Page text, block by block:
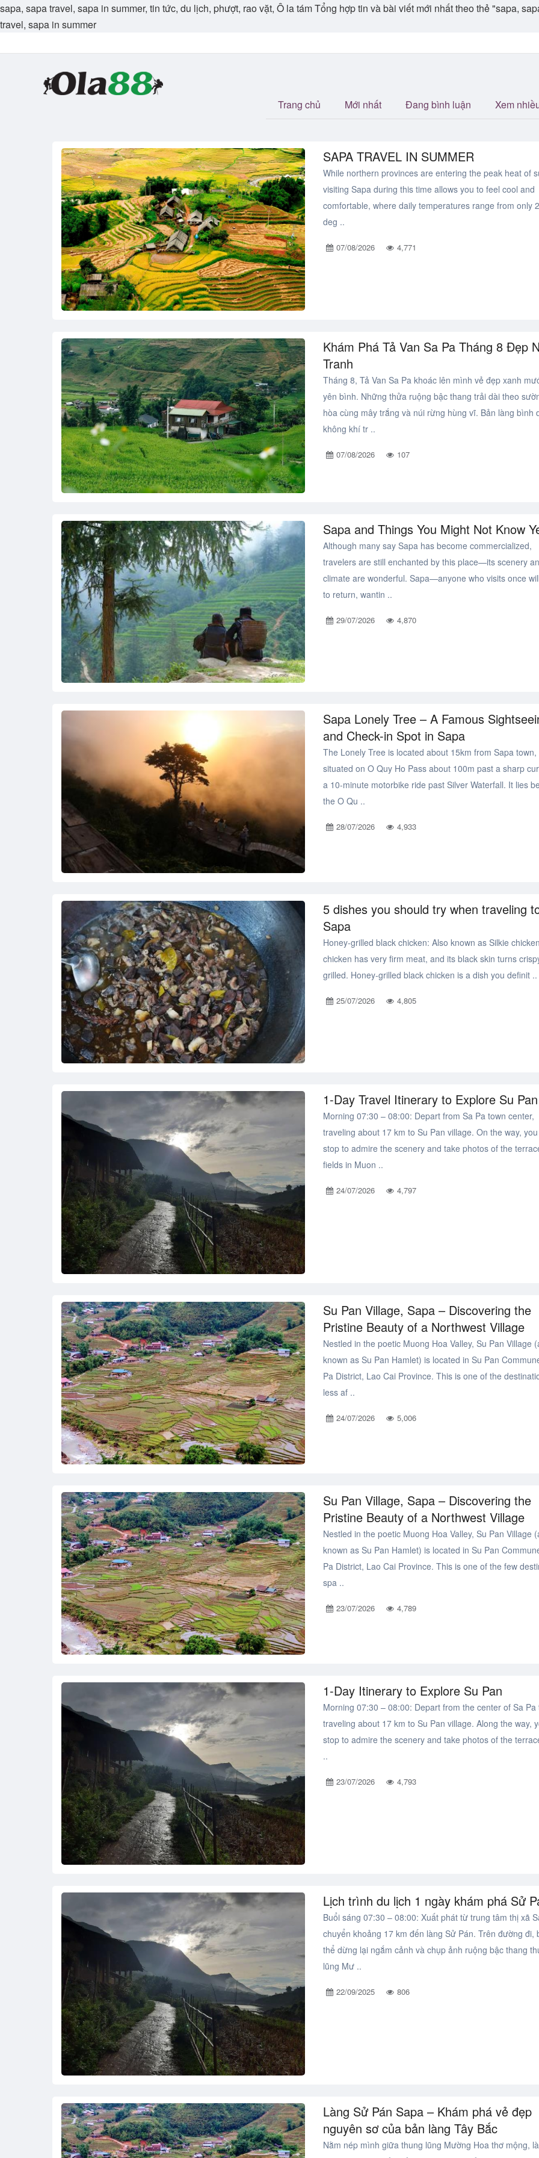
sapa, sapa travel, sapa in summer, tin tức, du lịch, phượt, rao vặt, Ô la tám Tổng hợp tin và bài viết mới nhất theo thẻ "sapa,
travel, sapa in summer
Trang chủ Mới nhất Đang bình luận Xem
SAPA TRAVEL IN SUMMER
While northern provinces are entering the peak heat of
visiting Sapa during this time allows you to feel cool and
comfortable, where daily temperatures range from only
deg ..
07/08/2026 4,771
Khám Phá Tả Van Sa Pa Tháng 8 Đẹp
Tranh
Tháng 8, Tả Van Sa Pa khoác lên mình vẻ đẹp xanh
yên bình. Những thửa ruộng bậc thang trải dài theo
hòa cùng mây trắng và núi rừng hùng vĩ. Bản làng bình
không khí tr ..
07/08/2026 107
Sapa and Things You Might Not Know
Although many say Sapa has become commercialized,
travelers are still enchanted by this place—its scenery
climate are wonderful. Sapa—anyone who visits once
to return, wantin ..
29/07/2026 4,870
Sapa Lonely Tree – A Famous
and Check-in Spot in Sapa
The Lonely Tree is located about 15km from Sapa town,
situated on O Quy Ho Pass about 100m past a sharp
a 10-minute motorbike ride past Silver Waterfall. It lies
the O Qu ..
28/07/2026 4,933
5 dishes you should try when traveling
Sapa
Honey-grilled black chicken: Also known as Silkie
chicken has very firm meat, and its black skin turns
grilled. Honey-grilled black chicken is a dish you definit ..
25/07/2026 4,805
1-Day Travel Itinerary to Explore Su Pan
Morning 07:30 – 08:00: Depart from Sa Pa town center,
traveling about 17 km to Su Pan village. On the way,
stop to admire the scenery and take photos of the
fields in Muon ..
24/07/2026 4,797
Su Pan Village, Sapa – Discovering the
Pristine Beauty of a Northwest Village
Nestled in the poetic Muong Hoa Valley, Su Pan Village
known as Su Pan Hamlet) is located in Su Pan
Pa District, Lao Cai Province. This is one of the
less af ..
24/07/2026 5,006
Su Pan Village, Sapa – Discovering the
Pristine Beauty of a Northwest Village
Nestled in the poetic Muong Hoa Valley, Su Pan Village
known as Su Pan Hamlet) is located in Su Pan
Pa District, Lao Cai Province. This is one of the few
spa ..
23/07/2026 4,789
1-Day Itinerary to Explore Su Pan
Morning 07:30 – 08:00: Depart from the center of Sa Pa
traveling about 17 km to Su Pan village. Along the way,
stop to admire the scenery and take photos of the
..
23/07/2026 4,793
Lịch trình du lịch 1 ngày khám phá Sử
Buổi sáng 07:30 – 08:00: Xuất phát từ trung tâm thị xã
chuyển khoảng 17 km đến làng Sử Pán. Trên đường đi,
thể dừng lại ngắm cảnh và chụp ảnh ruộng bậc thang
lũng Mư ..
22/09/2025 806
Làng Sử Pán Sapa – Khám phá vẻ đẹp
nguyên sơ của bản làng Tây Bắc
Nằm nép mình giữa thung lũng Mường Hoa thơ mộng,